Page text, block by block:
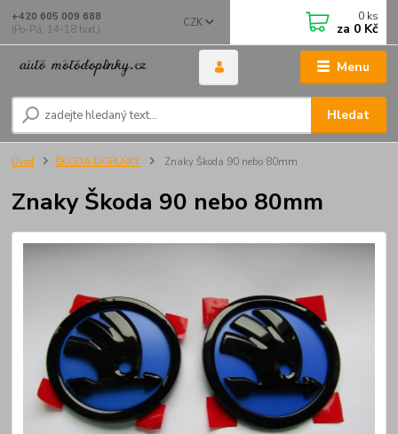
Menu
CZK
Hledat
+420 605 009 688
(Po-Pá, 14-18 hod.)
0 ks
za 0 Kč
Úvod ŠKODA DOPLŃKY Znaky Škoda 90 nebo 80mm
Znaky Škoda 90 nebo 80mm